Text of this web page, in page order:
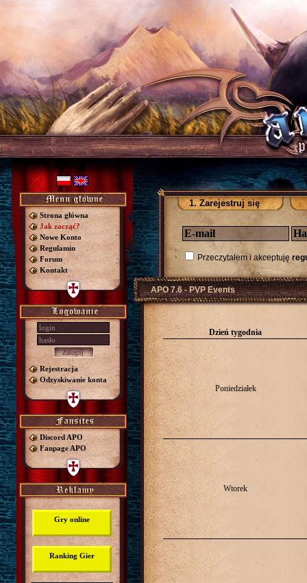
Strona główna
Jak zacząć?
Nowe Konto
Regulamin
Forum
Kontakt
Rejestracja
Odzyskiwanie konta
Discord APO
Fanpage APO
Gry online
Ranking Gier
1. Zarejestruj się
Przeczytałem i akceptuję
APO 7.6 - PVP Events
Dzień tygodnia
Poniedziałek
Wtorek